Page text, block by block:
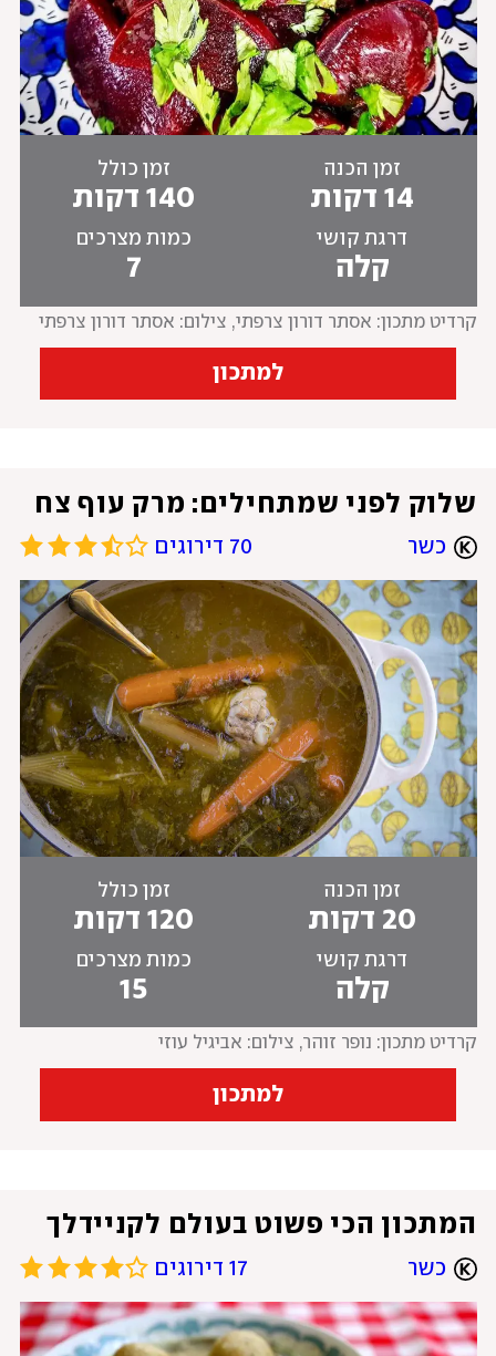
זמן הכנה
14 דקות
זמן כולל
140 דקות
דרגת קושי
קלה
כמות מצרכים
7
קרדיט מתכון: אסתר דורון צרפתי, צילום: אסתר דורון צרפתי
למתכון
שלוק לפני שמתחילים: מרק עוף צח
כשר 70 דירוגים
זמן הכנה
20 דקות
זמן כולל
120 דקות
דרגת קושי
קלה
כמות מצרכים
15
קרדיט מתכון: נופר זוהר, צילום: אביגיל עוזי
למתכון
המתכון הכי פשוט בעולם לקניידלך
כשר 17 דירוגים